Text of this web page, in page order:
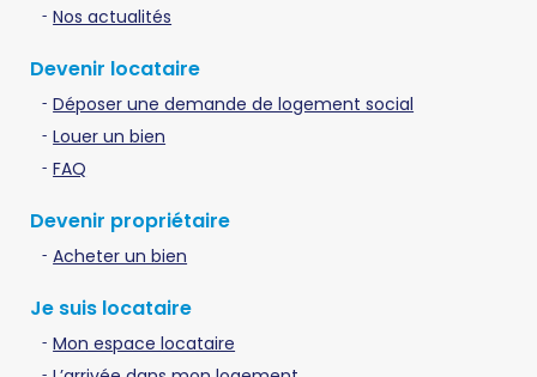
Nos actualités
Devenir locataire
Déposer une demande de logement social
Louer un bien
FAQ
Devenir propriétaire
Acheter un bien
Je suis locataire
Mon espace locataire